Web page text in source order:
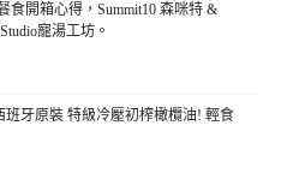
食開箱心得，Summit10 森咪特 &
寵湯工坊。
班牙原裝 特級冷壓初榨橄欖油! 輕食